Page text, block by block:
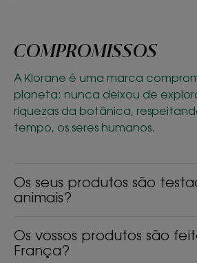
COMPROMISSOS
A Klorane é uma marca
planeta: nunca deixou de
riquezas da botânica,
tempo, os seres humanos.
Os seus produtos são
animais?
Os vossos produtos são
França?